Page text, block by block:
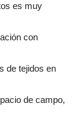
es muy
con
de tejidos en
de campo,